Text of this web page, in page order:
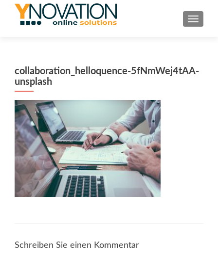
collaboration_helloquence-5fNmWej4tAA-
unsplash
Schreiben Sie einen Kommentar